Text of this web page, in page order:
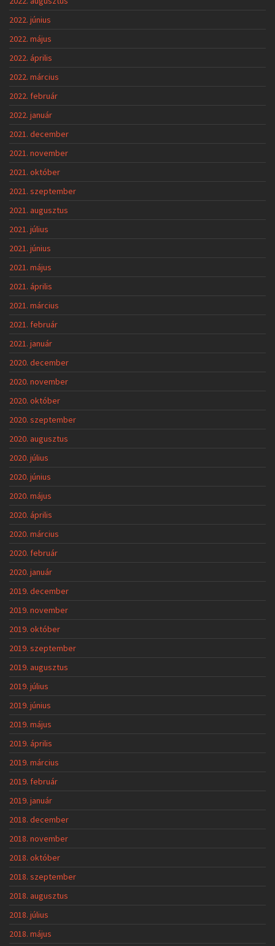
2022. június
2022. május
2022. április
2022. március
2022. február
2022. január
2021. december
2021. november
2021. október
2021. szeptember
2021. augusztus
2021. július
2021. június
2021. május
2021. április
2021. március
2021. február
2021. január
2020. december
2020. november
2020. október
2020. szeptember
2020. augusztus
2020. július
2020. június
2020. május
2020. április
2020. március
2020. február
2020. január
2019. december
2019. november
2019. október
2019. szeptember
2019. augusztus
2019. július
2019. június
2019. május
2019. április
2019. március
2019. február
2019. január
2018. december
2018. november
2018. október
2018. szeptember
2018. augusztus
2018. július
2018. május